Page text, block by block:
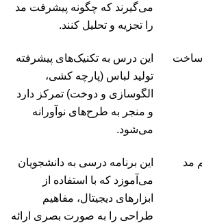
می‌گیرند که چگونه پیشرفت مد
را تجزیه و تحلیل کنند.
ساخت
این درس به تکنیک‌های پیشرفته
تولید لباس (پارچه کشی،
الگوسازی و دوخت) تمرکز دارد
و منجر به طرح‌های نوآورانه
می‌شود.
مد
این برنامه درسی به دانشجویان
می‌آموزد که با استفاده از
ابزارهای دیجیتال، مفاهیم
طراحی را به صورت بصری ارائه